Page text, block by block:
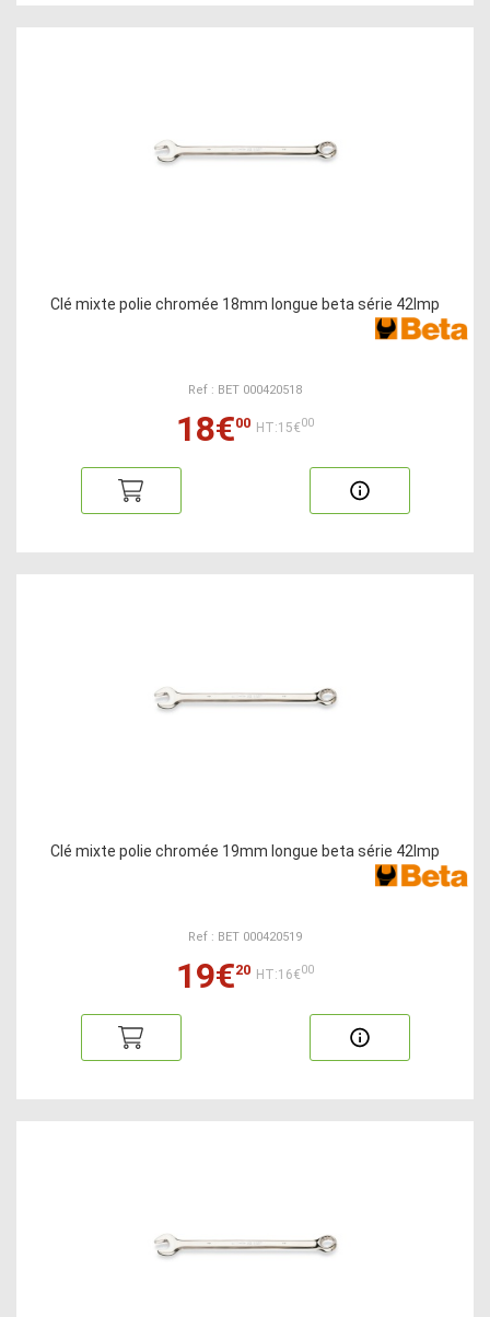
Clé mixte polie chromée 18mm longue beta série 42lmp
Ref : BET 000420518
18€00 HT:15€00
Clé mixte polie chromée 19mm longue beta série 42lmp
Ref : BET 000420519
19€20 HT:16€00